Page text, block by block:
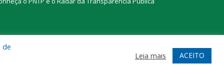
Acessar Webmail
de
Leia mais ACEITO